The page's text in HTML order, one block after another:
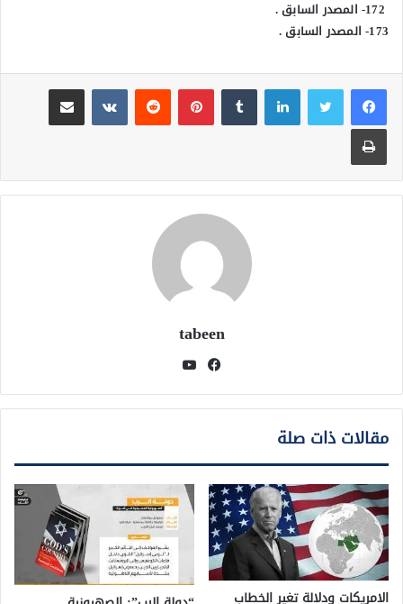
173- المصدر السابق .
لينكدإن بينتيريست
مشاركة عبر البريد
طباعة
tabeen
فيسبوك
مقالات ذات صلة
الامريكات ودلالة تغير الخطاب